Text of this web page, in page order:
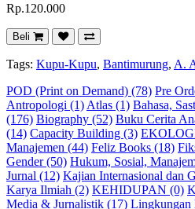
Rp.120.000
Beli
Tags: Kupu-Kupu, Bantimurung, A.
POD (Print on Demand) (78) Pre
Antropologi (1) Atlas (1) Bahasa,
(176) Biography (52) Buku Cerita
(14) Capacity Building (3)
Manajemen (44) Feliz Books (18)
Gender (50) Hukum, Sosial,
Jurnal (12) Kajian Internasional dan
Karya Ilmiah (2) KEHIDUPAN (0)
Media & Jurnalistik (17) Lingkungan